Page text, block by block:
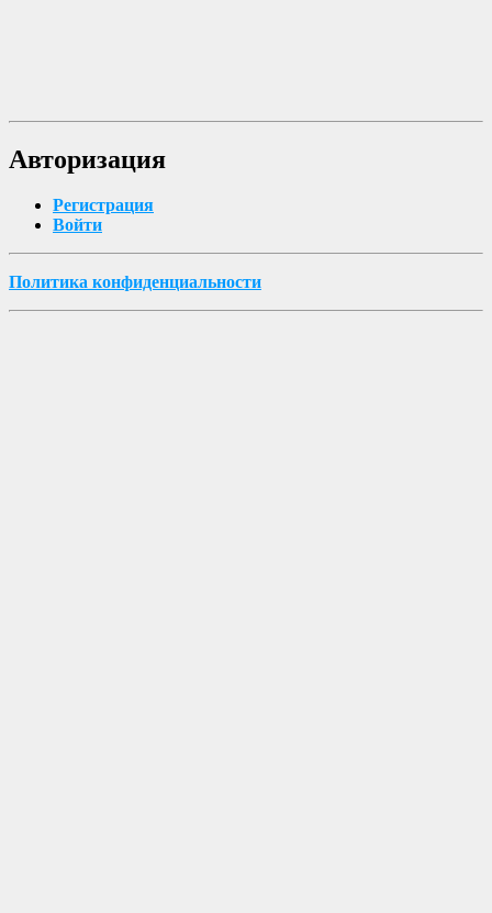
Авторизация
Регистрация
Войти
Политика конфиденциальности